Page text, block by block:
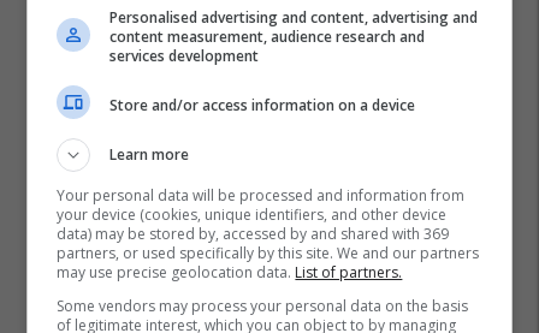
Zinedine Zidane
Pep Guardiola
Mikel Arteta
Eddie Howe
Julian Nagelsmann
Vincent Kompany Xavi
Personalised advertising and content, advertising and
content measurement, audience research and
services development
Store and/or access information on a device
Learn more
Your personal data will be processed and information from
your device (cookies, unique identifiers, and other device
data) may be stored by, accessed by and shared with 369
partners, or used specifically by this site. We and our partners
may use precise geolocation data. List of partners.
Some vendors may process your personal data on the basis
of legitimate interest, which you can object to by managing